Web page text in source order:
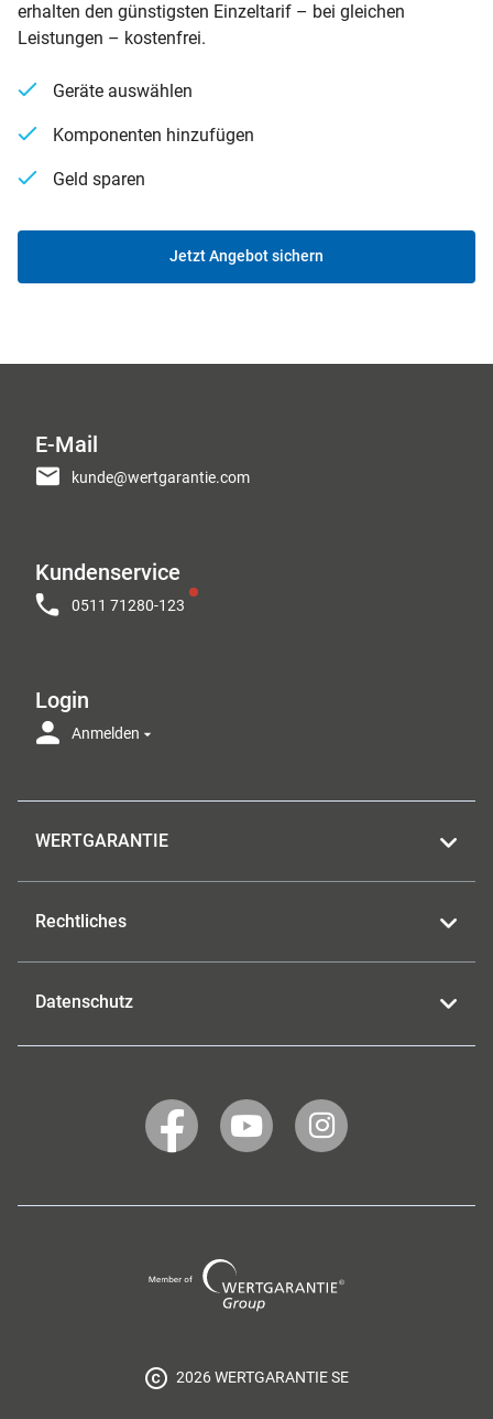
erhalten den günstigsten Einzeltarif – bei gleichen
Leistungen – kostenfrei.
Geräte auswählen
Komponenten hinzufügen
Geld sparen
Jetzt Angebot sichern
E-Mail
kunde@wertgarantie.com
Kundenservice
0511 71280-123
Login
Anmelden
WERTGARANTIE
Rechtliches
Datenschutz
WERTGARANTIE
auf
WERTGARANTIE
auf
WERTGARANTIE
auf
Group
2026 WERTGARANTIE SE